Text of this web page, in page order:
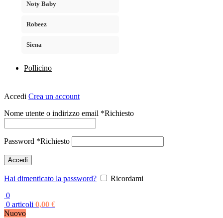
Noty Baby
Robeez
Siena
Pollicino
Accedi Crea un account
Nome utente o indirizzo email *Richiesto
Password *Richiesto
Accedi
Hai dimenticato la password?
Ricordami
0
0 articoli 0,00 €
Nuovo